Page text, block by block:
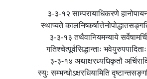
३-३-१२ साम्परायाधिकरणे
स्थाप्यते
३-३-१३ तथैवानियमन्याये
गतिश्चेत्पूर्वसिद्धान्ताः
३-३-१४ अथाक्षरध्यधिकृतौ
स्युः सम्भन्धोऽक्षरधियामिति